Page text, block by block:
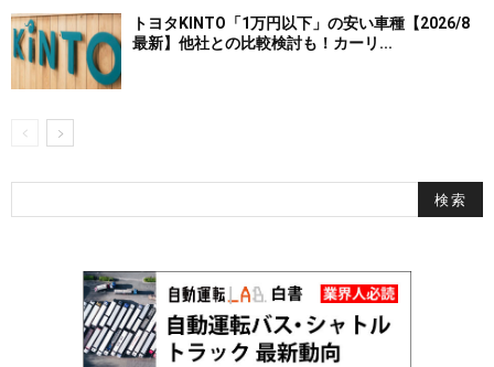
トヨタKINTO「1万円以下」の安い車種【2026/8
最新】他社との比較検討も！カーリ...